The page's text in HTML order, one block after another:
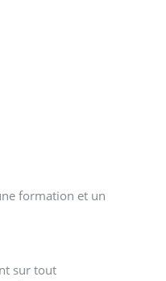
formation et un
sur tout